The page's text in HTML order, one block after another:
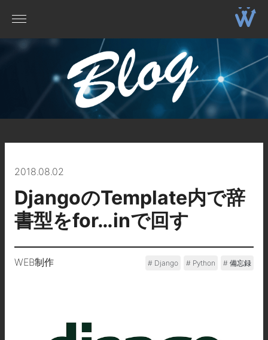
2018.08.02
DjangoのTemplate内で辞
書型をfor…inで回す
WEB制作 Django Python 備忘録